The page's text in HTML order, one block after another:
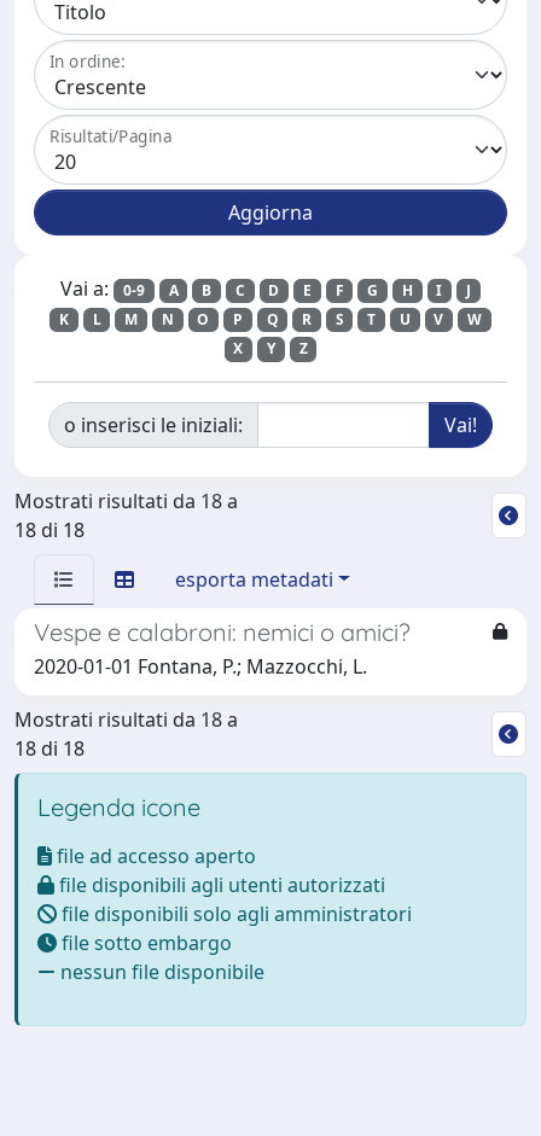
In ordine:
Risultati/Pagina
Vai a: 0-9 A B C D E F G H I
J
K
L M N O P Q R S T U V
W
X
Y Z
o inserisci le iniziali:
Mostrati risultati da 18 a
18 di 18
esporta metadati
Vespe e calabroni: nemici o amici?
2020-01-01 Fontana, P.; Mazzocchi, L.
Mostrati risultati da 18 a
18 di 18
Legenda icone
file ad accesso aperto
file disponibili agli utenti autorizzati
file disponibili solo agli amministratori
file sotto embargo
nessun file disponibile